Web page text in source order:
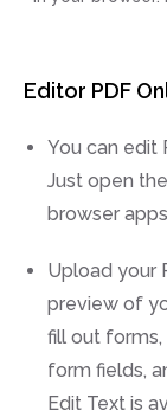
Editor PDF
You can edit
Just open
browser
Upload your
preview of
fill out forms,
form fields,
Edit Text is